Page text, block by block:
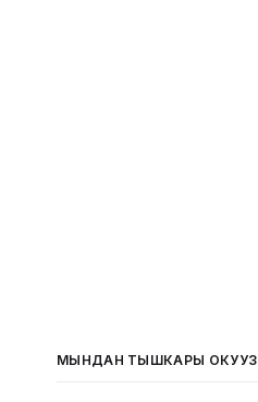
МЫНДАН ТЫШКАРЫ ОКУҢУЗ